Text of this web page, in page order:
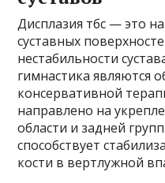
Дисплазия тбс — это
суставных
нестабильности
гимнастика являются
консервативной
направлено на
области и задней
способствует
кости в вертлужной